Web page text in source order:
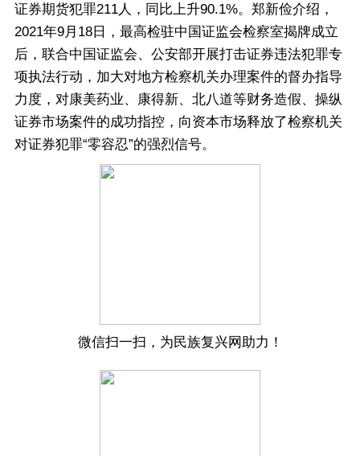
证券期货犯罪211人，同比上升90.1%。郑新俭介绍，
2021年9月18日，最高检驻中国证监会检察室揭牌成立
后，联合中国证监会、公安部开展打击证券违法犯罪专
项执法行动，加大对地方检察机关办理案件的督办指导
力度，对康美药业、康得新、北八道等财务造假、操纵
证券市场案件的成功指控，向资本市场释放了检察机关
对证券犯罪“零容忍”的强烈信号。
微信扫一扫，为民族复兴网助力！